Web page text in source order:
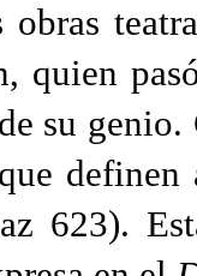
obras
quien
su genio.
623).